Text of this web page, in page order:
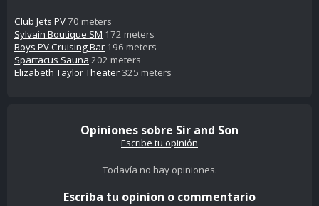
Club Jets PV70 meters
Sylvain Boutique SM 172 meters
Boys PV Cruising Bar 196 meters
Spartacus Sauna 202 meters
Elizabeth Taylor Theater 325 meters
Opiniones sobre Sir and Son
Escribe tu opinión
Todavía no hay opiniones.
Escriba tu opinion o commentario